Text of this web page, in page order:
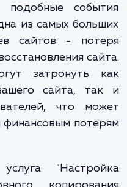
данные на
случайное
или даже
подобные
одна из самых
сайтов -
восстановления
затронуть
что